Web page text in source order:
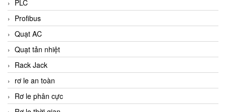
PLC
Profibus
Quạt AC
Quạt tản nhiệt
Rack Jack
rơ le an toàn
Rơ le phân cực